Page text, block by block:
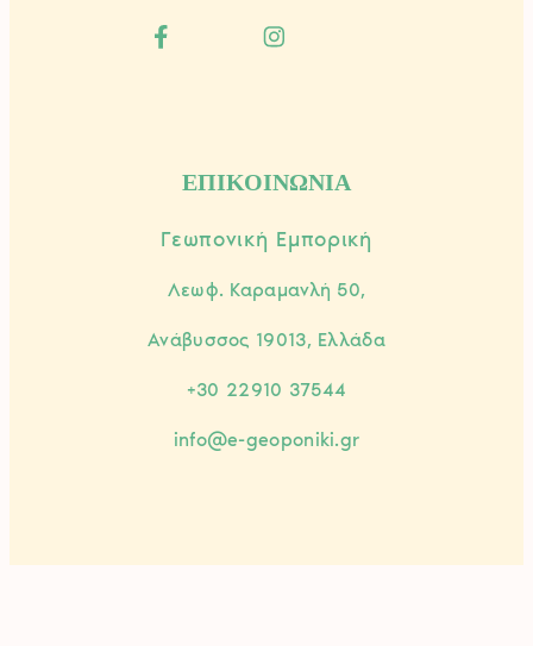
ΕΠΙΚΟΙΝΩΝΙΑ
Γεωπονική Εμπορική
Λεωφ. Καραμανλή 50,
Ανάβυσσος 19013, Ελλάδα
+30 22910 37544
info@e-geoponiki.gr